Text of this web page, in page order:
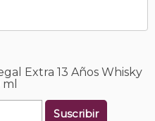
Extra 13 Años Whisky
Suscribir